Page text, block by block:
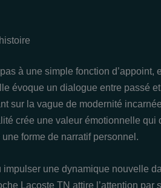
à une simple fonction d’appoint,
évoque un dialogue entre passé
sur la vague de modernité
crée une valeur émotionnelle qui
forme de narratif personnel.
une dynamique nouvelle
Lacoste TN attire l’attention par